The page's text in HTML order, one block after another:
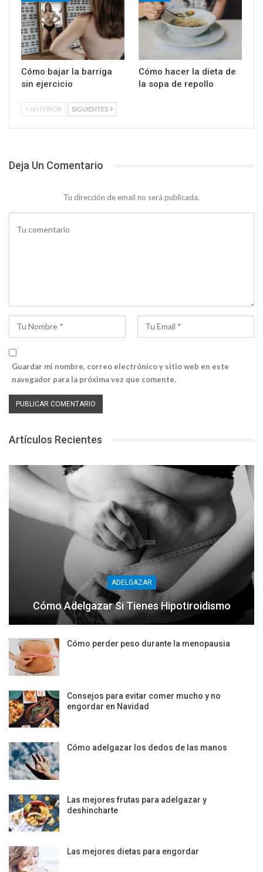
Cómo bajar la barriga
sin ejercicio
Cómo hacer la dieta de
la sopa de repollo
ANTERIOR SIGUIENTES
Deja Un Comentario
Tu dirección de email no será publicada.
Guardar mi nombre, correo electrónico y sitio web en este
navegador para la próxima vez que comente.
Artículos Recientes
ADELGAZAR
Cómo Adelgazar Si Tienes Hipotiroidismo
Cómo perder peso durante la menopausia
Consejos para evitar comer mucho y no
engordar en Navidad
Cómo adelgazar los dedos de las manos
Las mejores frutas para adelgazar y
deshincharte
Las mejores dietas para engordar